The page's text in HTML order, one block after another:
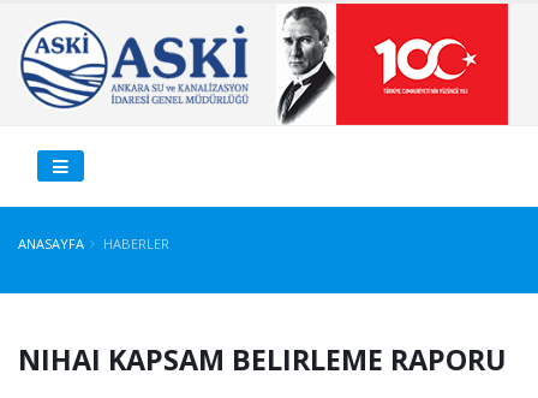
ANASAYFA HABERLER
NIHAI KAPSAM BELIRLEME RAPORU